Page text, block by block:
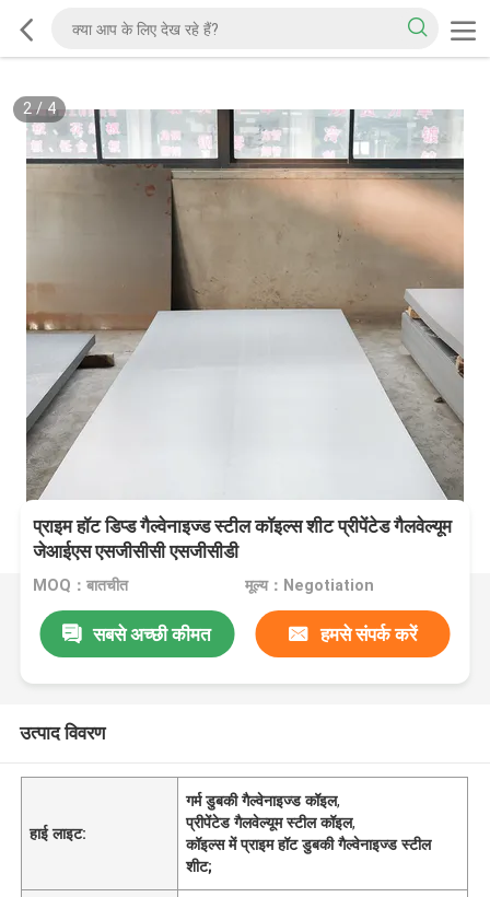
2/4
प्राइम हॉट डिप्ड गैल्वेनाइज्ड स्टील कॉइल्स शीट प्रीपेंटेड गैलवेल्यूम
जेआईएस एसजीसीसी एसजीसीडी
MOQ：बातचीत मूल्य：Negotiation
सबसे अच्छी कीमत हमसे संपर्क करें
उत्पाद विवरण
हाई लाइट:
गर्म डुबकी गैल्वेनाइज्ड कॉइल,
प्रीपेंटेड गैलवेल्यूम स्टील कॉइल,
कॉइल्स में प्राइम हॉट डुबकी गैल्वेनाइज्ड स्टील
शीट;